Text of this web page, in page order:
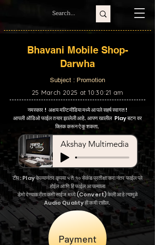
Bhavani Mobile Shop-
Darwha
Subject : Promotion
25 March 2025 at 10:30:21 am
नमस्कार ! अक्षय मल्टिमीडिया मध्ये आपले सहर्ष स्वागत !
आपली ऑडिओ फाईल तयार झालेली आहे. आपण खालील Play बटन वर
क्लिक करून ऐकू शकता.
Akshay Multimedia
टीप : Play केल्यानंतर कृपया ५ ते १० सेकंड प्रतीक्षा करा नंतर फाईल प्ले
होईल आणि हि फाईल आपल्याला
डेमो देण्याकरीता कमी साईज मध्ये (Convert) केली आहे त्यामुळे
Audio Quality ही कमी राहील.
Payment